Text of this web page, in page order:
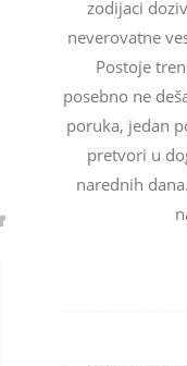
zodijaci
neverovatne
Postoje
posebno ne
poruka, jedan
pretvori u
narednih